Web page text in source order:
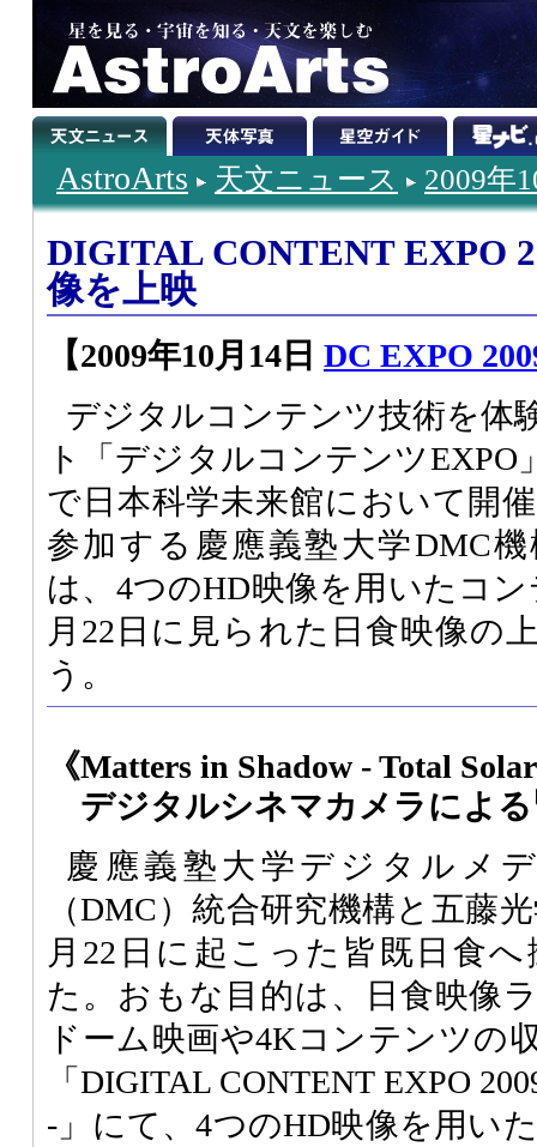
AstroArts 天文ニュース 2009年
DIGITAL CONTENT EXPO
像を上映
【2009年10月14日 DC EXPO
デジタルコンテンツ技術を体
ト「デジタルコンテンツEXPO
で日本科学未来館において開
参加する慶應義塾大学DMC
は、4つのHD映像を用いたコ
月22日に見られた日食映像の
う。
《Matters in Shadow - Total
デジタルシネマカメラによる
慶應義塾大学デジタルメ
（DMC）統合研究機構と五藤
月22日に起こった皆既日食
た。おもな目的は、日食映像
ドーム映画や4Kコンテンツの
「DIGITAL CONTENT EXPO
-」にて、4つのHD映像を用い